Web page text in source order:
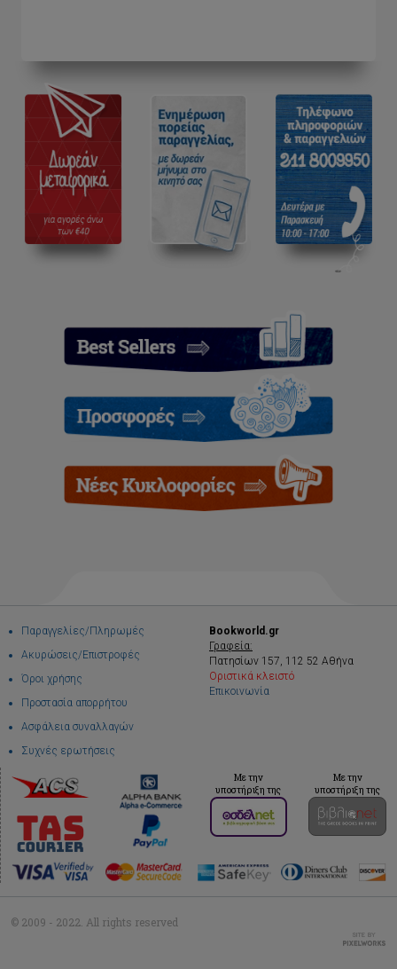
Παραγγελίες/Πληρωμές
Ακυρώσεις/Επιστροφές
Όροι χρήσης
Προστασία απορρήτου
Ασφάλεια συναλλαγών
Συχνές ερωτήσεις
Bookworld.gr
Γραφεία:
Πατησίων 157, 112 52 Αθήνα
Οριστικά κλειστό
Επικοινωνία
Με την
υποστήριξη της
Με την
υποστήριξη της
© 2009 - 2022. All rights reserved